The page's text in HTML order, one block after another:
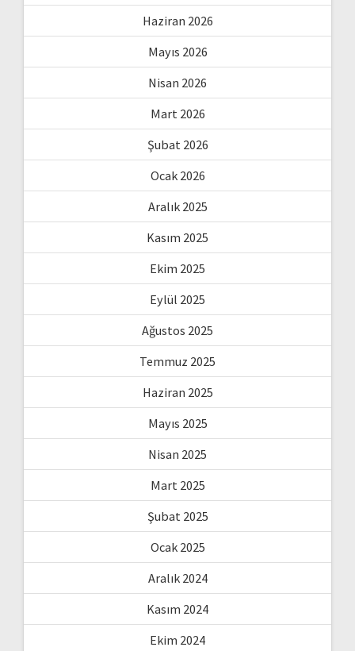
Haziran 2026
Mayıs 2026
Nisan 2026
Mart 2026
Şubat 2026
Ocak 2026
Aralık 2025
Kasım 2025
Ekim 2025
Eylül 2025
Ağustos 2025
Temmuz 2025
Haziran 2025
Mayıs 2025
Nisan 2025
Mart 2025
Şubat 2025
Ocak 2025
Aralık 2024
Kasım 2024
Ekim 2024